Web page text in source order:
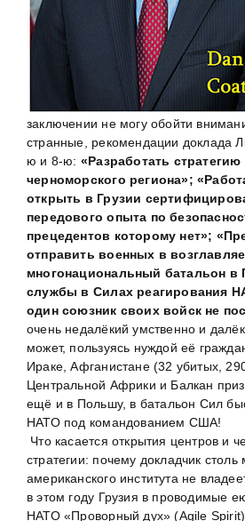
заключении не могу обойти
странные, рекомендации доклада
ю и 8-ю: «Разработать стратегию
черноморского региона»;
открыть в Грузии
передового опыта по
прецедентов которому нет»;
отправить военных в
многонациональный батальон
службы в Силах реагирования
один союзник своих войск не
очень недалёкий умственно и
может, пользуясь нуждой её
Ираке, Афганистане (32 убитых,
Центральной Африки и Балкан
ещё и в Польшу, в батальон Сил
НАТО под командованием США!
Что касается открытия центров и
стратегии: почему докладчик столь
американского института не
в этом году Грузия в проводимые
НАТО «Проворный дух» (Agile Spirit)